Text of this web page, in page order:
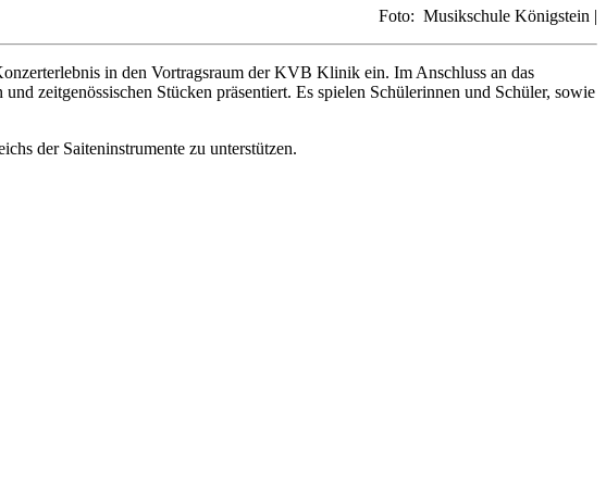
Foto: Musikschule Königstein |
in den Vortragsraum der KVB Klinik ein. Im Anschluss an das
zeitgenössischen Stücken präsentiert. Es spielen Schülerinnen und Schüler, sowie
der Saiteninstrumente zu unterstützen.